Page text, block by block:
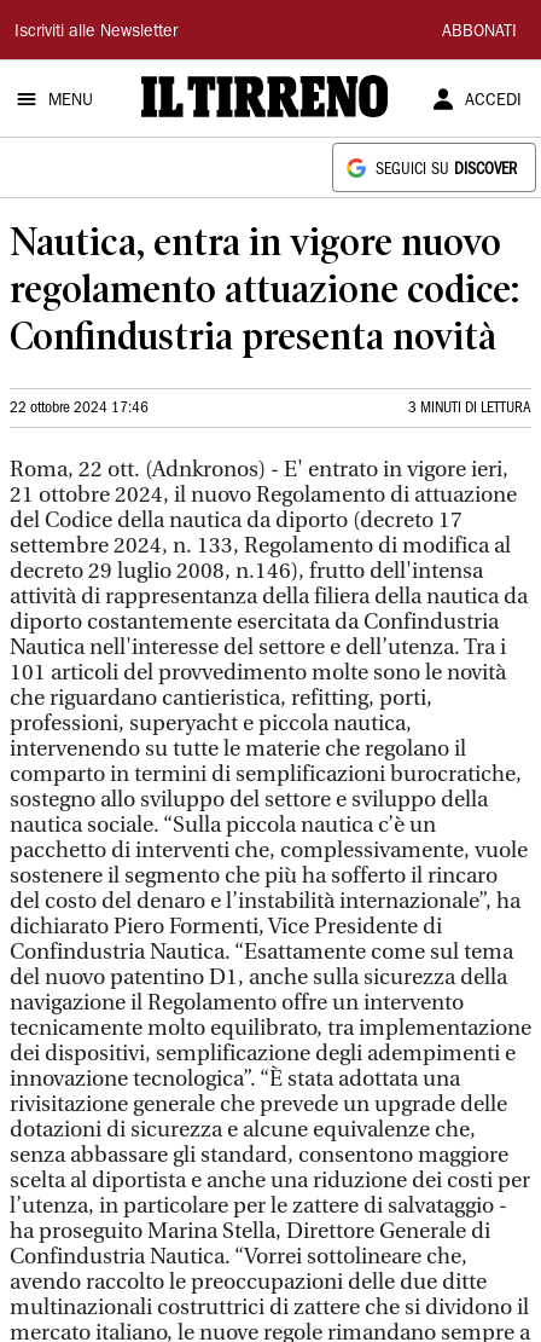
Il
Tirreno
Iscriviti alle Newsletter ABBONATI
MENU ACCEDI
SEGUICI SU DISCOVER
Nautica, entra in vigore nuovo
regolamento attuazione codice:
Confindustria presenta novità
22 ottobre 2024 17:46 3 MINUTI DI LETTURA
Roma, 22 ott. (Adnkronos) - E' entrato in vigore ieri,
21 ottobre 2024, il nuovo Regolamento di attuazione
del Codice della nautica da diporto (decreto 17
settembre 2024, n. 133, Regolamento di modifica al
decreto 29 luglio 2008, n.146), frutto dell'intensa
attività di rappresentanza della filiera della nautica da
diporto costantemente esercitata da Confindustria
Nautica nell'interesse del settore e dell’utenza. Tra i
101 articoli del provvedimento molte sono le novità
che riguardano cantieristica, refitting, porti,
professioni, superyacht e piccola nautica,
intervenendo su tutte le materie che regolano il
comparto in termini di semplificazioni burocratiche,
sostegno allo sviluppo del settore e sviluppo della
nautica sociale. “Sulla piccola nautica c’è un
pacchetto di interventi che, complessivamente, vuole
sostenere il segmento che più ha sofferto il rincaro
del costo del denaro e l’instabilità internazionale”, ha
dichiarato Piero Formenti, Vice Presidente di
Confindustria Nautica. “Esattamente come sul tema
del nuovo patentino D1, anche sulla sicurezza della
navigazione il Regolamento offre un intervento
tecnicamente molto equilibrato, tra implementazione
dei dispositivi, semplificazione degli adempimenti e
innovazione tecnologica”. “È stata adottata una
rivisitazione generale che prevede un upgrade delle
dotazioni di sicurezza e alcune equivalenze che,
senza abbassare gli standard, consentono maggiore
scelta al diportista e anche una riduzione dei costi per
l’utenza, in particolare per le zattere di salvataggio -
ha proseguito Marina Stella, Direttore Generale di
Confindustria Nautica. “Vorrei sottolineare che,
avendo raccolto le preoccupazioni delle due ditte
multinazionali costruttrici di zattere che si dividono il
mercato italiano, le nuove regole rimandano sempre a